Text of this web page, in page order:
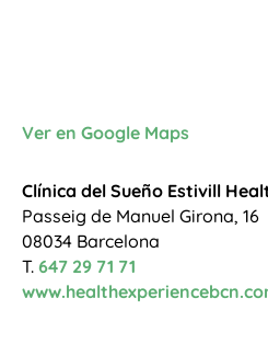
Ver en Google Maps
Clínica del Sueño Estivill
Passeig de Manuel Girona, 16
08034 Barcelona
T. 647 29 71 71